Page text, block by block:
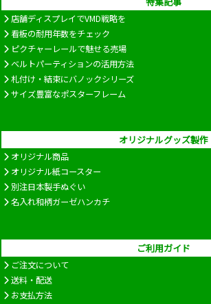
店舗ディスプレイでVMD戦略を
看板の耐用年数をチェック
ピクチャーレールで魅せる売場
ベルトパーティションの活用方法
札付け・結束にバノックシリーズ
サイズ豊富なポスターフレーム
オリジナルグッズ製作
オリジナル商品
オリジナル紙コースター
別注日本製手ぬぐい
名入れ和柄ガーゼハンカチ
ご利用ガイド
ご注文について
送料・配送
お支払方法